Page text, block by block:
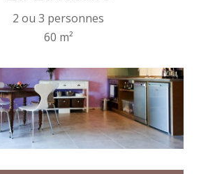
2 ou 3 personnes
60 m²